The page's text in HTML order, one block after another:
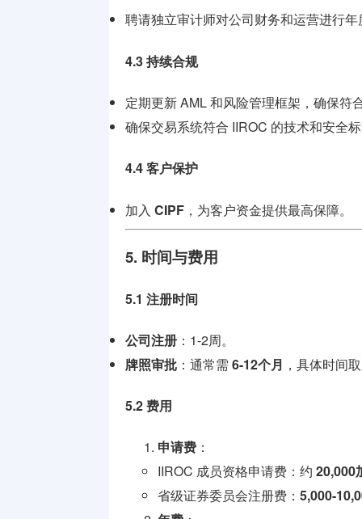
聘请独立审计师对公司财务和运营进行
4.3 持续合规
定期更新 AML 和风险管理框架，确保符
确保交易系统符合 IIROC 的技术和安全
4.4 客户保护
加入 CIPF ，为客户资金提供最高保障。
5. 时间与费用
5.1 注册时间
公司注册 ：1-2周。
牌照审批 ：通常需 6-12个月 ，具体时间
5.2 费用
申请费 ：
IIROC 成员资格申请费：约 20,000
省级证券委员会注册费： 5,000-